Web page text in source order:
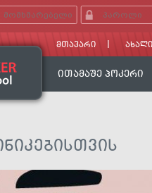
ᲛᲗᲐᲕᲐᲠᲘ
ᲘᲗᲐᲛᲐᲨᲔ ᲞᲝᲙᲔᲠᲘ